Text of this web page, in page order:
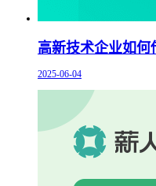
高新技术企业如何
2025-06-04